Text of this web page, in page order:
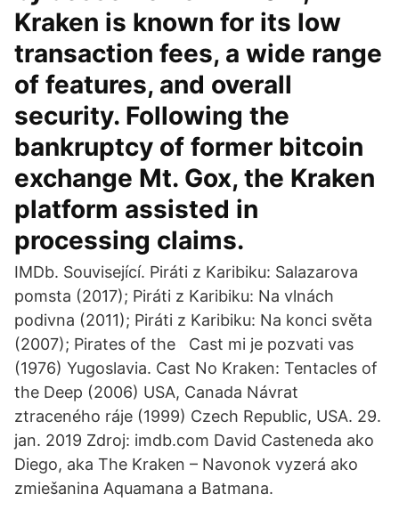
Kraken is known for its low
transaction fees, a wide range
of features, and overall
security. Following the
bankruptcy of former bitcoin
exchange Mt. Gox, the Kraken
platform assisted in
processing claims.
IMDb. Související. Piráti z Karibiku: Salazarova
pomsta (2017); Piráti z Karibiku: Na vlnách
podivna (2011); Piráti z Karibiku: Na konci světa
(2007); Pirates of the Cast mi je pozvati vas
(1976) Yugoslavia. Cast No Kraken: Tentacles of
the Deep (2006) USA, Canada Návrat
ztraceného ráje (1999) Czech Republic, USA. 29.
jan. 2019 Zdroj: imdb.com David Casteneda ako
Diego, aka The Kraken – Navonok vyzerá ako
zmiešanina Aquamana a Batmana.